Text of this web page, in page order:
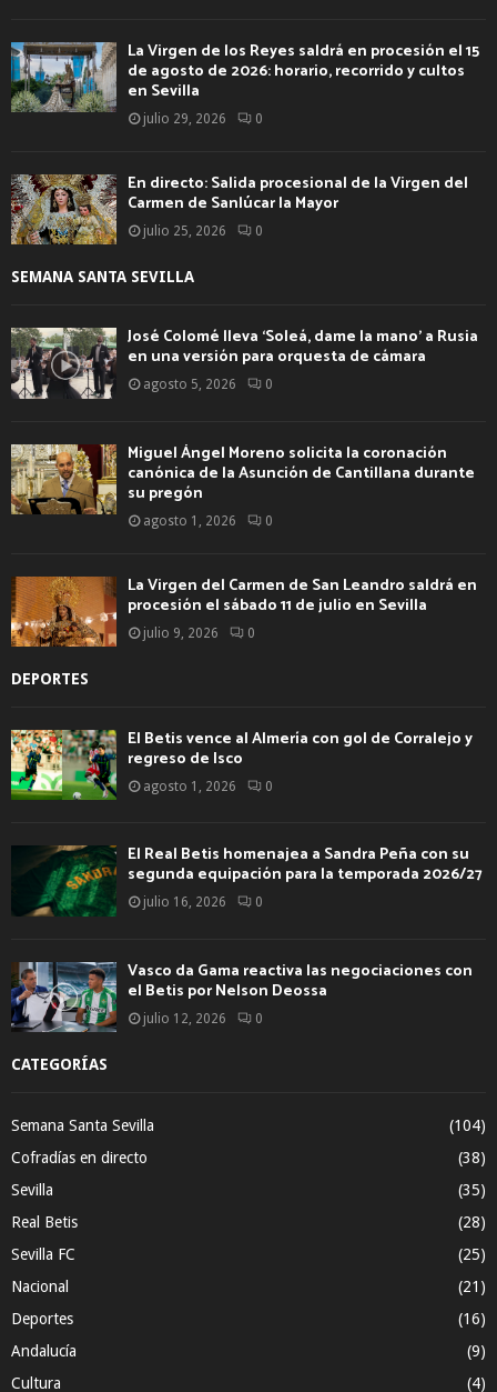
La Virgen de los Reyes saldrá en procesión el 15
de agosto de 2026: horario, recorrido y cultos
en Sevilla
julio 29, 2026 0
En directo: Salida procesional de la Virgen del
Carmen de Sanlúcar la Mayor
julio 25, 2026 0
SEMANA SANTA SEVILLA
José Colomé lleva ‘Soleá, dame la mano’ a Rusia
en una versión para orquesta de cámara
agosto 5, 2026 0
Miguel Ángel Moreno solicita la coronación
canónica de la Asunción de Cantillana durante
su pregón
agosto 1, 2026 0
La Virgen del Carmen de San Leandro saldrá en
procesión el sábado 11 de julio en Sevilla
julio 9, 2026 0
DEPORTES
El Betis vence al Almería con gol de Corralejo y
regreso de Isco
agosto 1, 2026 0
El Real Betis homenajea a Sandra Peña con su
segunda equipación para la temporada 2026/27
julio 16, 2026 0
Vasco da Gama reactiva las negociaciones con
el Betis por Nelson Deossa
julio 12, 2026 0
CATEGORÍAS
Semana Santa Sevilla
(104)
Cofradías en directo
(38)
Sevilla
(35)
Real Betis
(28)
Sevilla FC
(25)
Nacional
(21)
Deportes
(16)
Andalucía
(9)
Cultura
(4)